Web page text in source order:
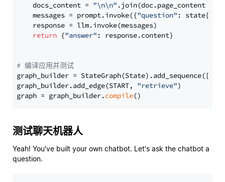
    docs_content =
"\n\n" .join(doc.page_content
    messages = prompt.invoke({
"question" : state[
    response = llm.invoke(messages)
return {"answer" : response.content}
# 编译应用并测试
graph_builder =
graph_builder.add_edge(START, "retrieve")
graph = graph_builder.compile
测试聊天机器人
Yeah! You've built your own chatbot. Let's ask the chatbot a
question.